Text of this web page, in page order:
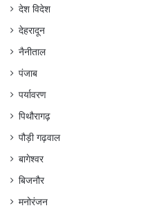
देश विदेश
देहरादून
नैनीताल
पंजाब
पर्यावरण
पिथौरागढ़
पौड़ी गढ़वाल
बागेश्वर
बिजनौर
मनोरंजन